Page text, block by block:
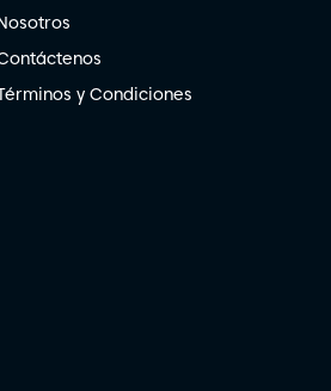
y Condiciones